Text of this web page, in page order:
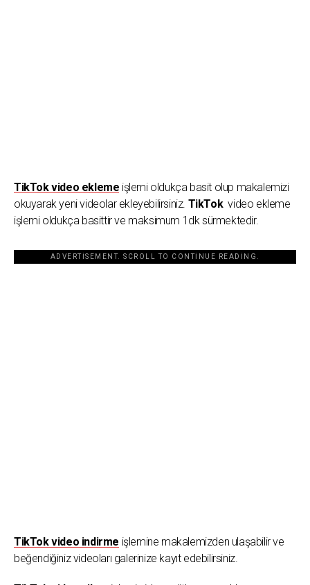
TikTok video ekleme işlemi oldukça basit olup makalemizi
okuyarak yeni videolar ekleyebilirsiniz. TikTok video ekleme
işlemi oldukça basittir ve maksimum 1dk sürmektedir.
ADVERTISEMENT. SCROLL TO CONTINUE READING.
TikTok video indirme işlemine makalemizden ulaşabilir ve
beğendiğiniz videoları galerinize kayıt edebilirsiniz.